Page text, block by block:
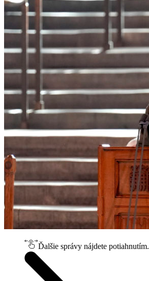
Ďalšie správy nájdete potiahnutím.